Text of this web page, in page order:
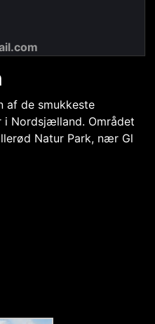
af de smukkeste
i Nordsjælland. Området
Natur Park, nær Gl